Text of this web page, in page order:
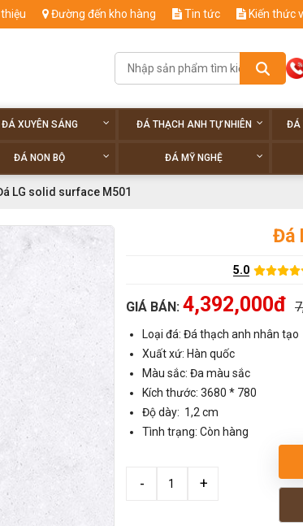
Đường đến kho hàng Tin tức Kiến thức
ĐÁ XUYÊN SÁNG ĐÁ THẠCH ANH TỰ NHIÊN ĐÁ
ĐÁ NON BỘ ĐÁ MỸ NGHỆ
LG solid surface M501
Đá
5.0
GIÁ BÁN: 4,392,000đ
Loại đá: Đá thạch anh nhân tạo
Xuất xứ: Hàn quốc
Màu sắc: Đa màu sắc
Kích thước: 3680 * 780
Độ dày: 1,2 cm
Tình trạng: Còn hàng